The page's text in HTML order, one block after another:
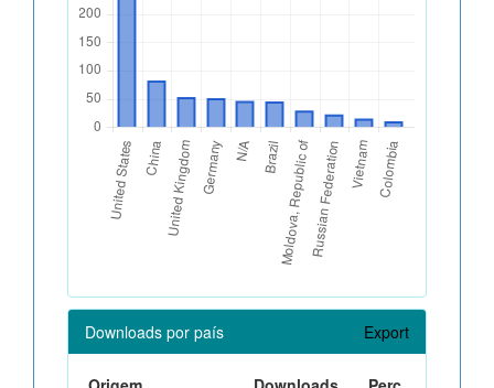
Downloads por país Export